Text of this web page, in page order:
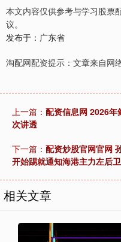
本文内容仅供参考与学习股票
议。
发布于：广东省
淘配网配资提示：文章来自网
上一篇： 配资信息网 2026年
次讲透
下一篇： 配资炒股官网官网
开始踢就通知海港主力左后
相关文章